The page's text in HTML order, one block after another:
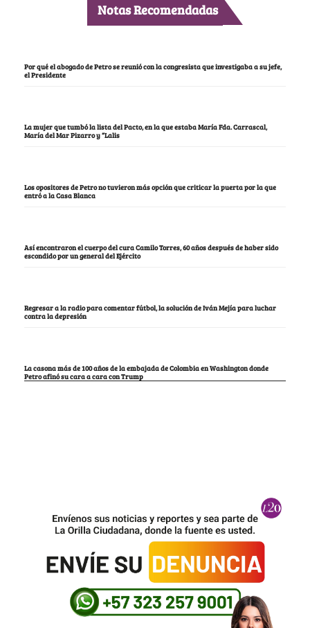
Notas Recomendadas
Por qué el abogado de Petro se reunió con la congresista que investigaba a su jefe,
el Presidente
La mujer que tumbó la lista del Pacto, en la que estaba María Fda. Carrascal,
María del Mar Pizarro y “Lalis
Los opositores de Petro no tuvieron más opción que criticar la puerta por la que
entró a la Casa Blanca
Así encontraron el cuerpo del cura Camilo Torres, 60 años después de haber sido
escondido por un general del Ejército
Regresar a la radio para comentar fútbol, la solución de Iván Mejía para luchar
contra la depresión
La casona más de 100 años de la embajada de Colombia en Washington donde
Petro afinó su cara a cara con Trump